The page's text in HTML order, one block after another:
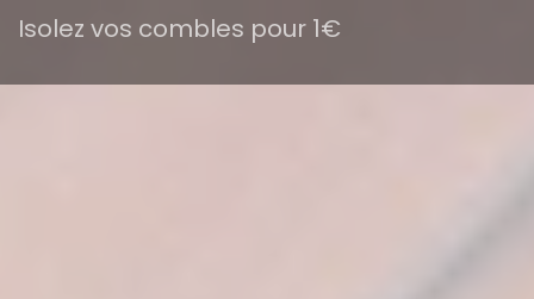
Isolez vos combles pour 1€